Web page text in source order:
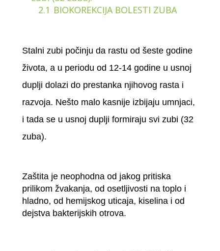
2.1 BIOKOREKCIJA BOLESTI ZUBA
Stalni zubi počinju da rastu od šeste godine
života, a u periodu od 12-14 godine u usnoj
duplji dolazi do prestanka njihovog rasta i
razvoja. Nešto malo kasnije izbijaju umnjaci,
i tada se u usnoj duplji formiraju svi zubi (32
zuba).
Zaštita je neophodna od jakog pritiska
prilikom žvakanja, od osetljivosti na toplo i
hladno, od hemijskog uticaja, kiselina i od
dejstva bakterijskih otrova.